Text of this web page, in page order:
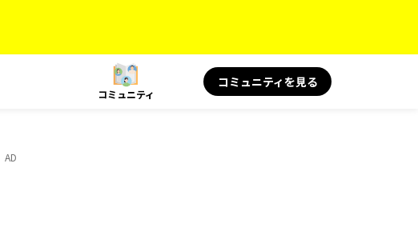
コミュニティ
コミュニティを見る
AD